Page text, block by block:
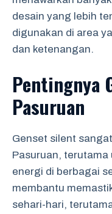
desain yang lebih
digunakan di area
dan ketenangan.
Pentingnya
Pasuruan
Genset silent
Pasuruan, terutama
energi di berbagai
membantu
sehari-hari,